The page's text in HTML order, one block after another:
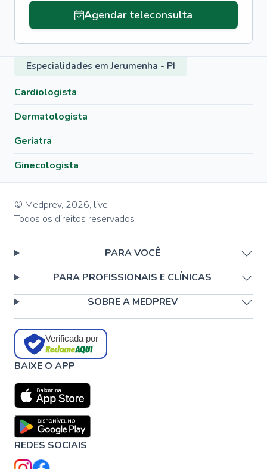
Agendar teleconsulta
Especialidades em Jerumenha - PI
Cardiologista
Dermatologista
Geriatra
Ginecologista
© Medprev, 2026, live
Todos os direitos reservados
PARA VOCÊ
PARA PROFISSIONAIS E CLÍNICAS
SOBRE A MEDPREV
Verificada por
BAIXE O APP
REDES SOCIAIS